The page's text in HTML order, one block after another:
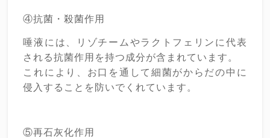
④抗菌・殺菌作用
唾液には、リゾチームやラクトフェリンに代表
される抗菌作用を持つ成分が含まれています。
これにより、お口を通して細菌がからだの中に
侵入することを防いでくれています。
⑤再石灰化作用